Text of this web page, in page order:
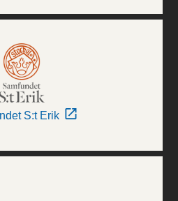
S:t Erik